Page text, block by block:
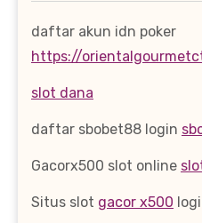
daftar akun idn poker
https://
slot dana
daftar sbobet88 login
Gacorx500 slot online
Situs slot gacor x500